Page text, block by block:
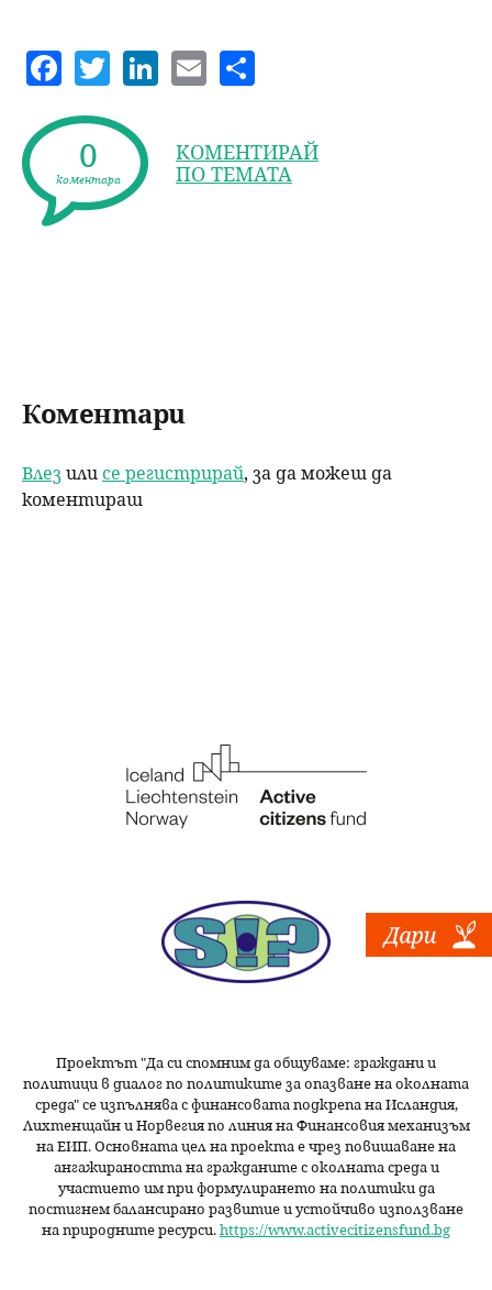
F
a
c
e
b
T
w
itt
er
Li
n
k
e
E
m
ai
l
a
re
0
коментара
КОМЕНТИРАЙ
ПО ТЕМАТА
Коментари
Влезили се регистрирай, за да можеш да
коментираш
Проектът "Да си спомним даобщуваме: граждани и
политици в диалог по политиките за опазване на околната
среда" се изпълнява с финансовата подкрепа на Исландия,
Лихтенщайн и Норвегия по линия на Финансовия механизъм
на ЕИП. Основната цел на проекта е чрез повишаване на
ангажираността на гражданите с околната среда и
участието им при формулирането на политики да
постигнем балансирано развитие и устойчиво използване
на природните ресурси.https://www.activecitizensfund.bg